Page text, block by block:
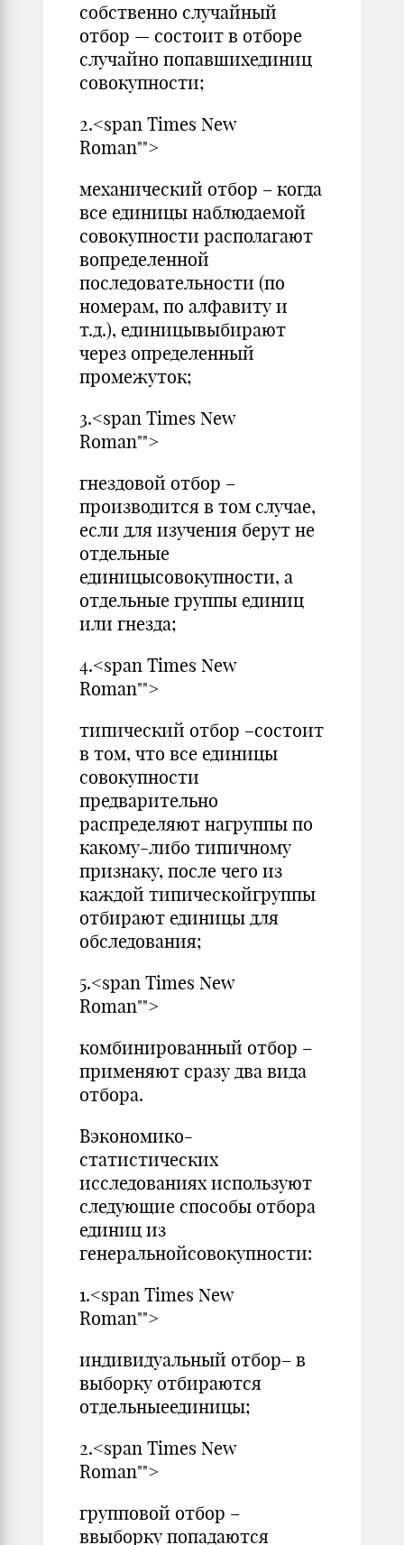
собственно случайный
отбор — состоит в отборе
случайно попавшихединиц
совокупности;
2.<span Times New
Roman"">
механический отбор – когда
все единицы наблюдаемой
совокупности располагают
вопределенной
последовательности (по
номерам, по алфавиту и
т.д.), единицывыбирают
через определенный
промежуток;
3.<span Times New
Roman"">
гнездовой отбор –
производится в том случае,
если для изучения берут не
отдельные
единицысовокупности, а
отдельные группы единиц
или гнезда;
4.<span Times New
Roman"">
типический отбор –состоит
в том, что все единицы
совокупности
предварительно
распределяют нагруппы по
какому-либо типичному
признаку, после чего из
каждой типическойгруппы
отбирают единицы для
обследования;
5.<span Times New
Roman"">
комбинированный отбор –
применяют сразу два вида
отбора.
Вэкономико-
статистических
исследованиях используют
следующие способы отбора
единиц из
генеральнойсовокупности:
1.<span Times New
Roman"">
индивидуальный отбор– в
выборку отбираются
отдельныеединицы;
2.<span Times New
Roman"">
групповой отбор –
ввыборку попадаются